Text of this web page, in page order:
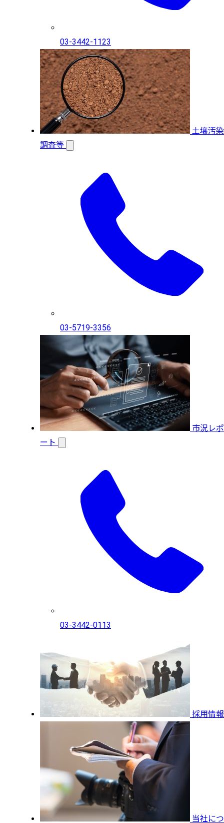
03-3442-1123
土壌汚染
調査等
03-5719-3356
市況レポ
ート
03-3442-0113
採用情報
当社につ